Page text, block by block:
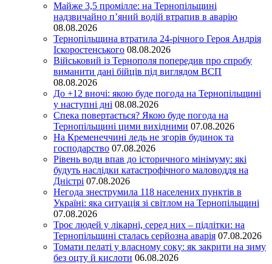
Майже 3,5 промілле: на Тернопільщині
надзвичайно п’яний водій втрапив в аварію
08.08.2026
Тернопільщина втратила 24-річного Героя Андрія
Іскоростенського 08.08.2026
Військовий із Тернополя попередив про спробу
виманити дані бійців під виглядом ВСП
08.08.2026
До +12 вночі: якою буде погода на Тернопільщині
у наступні дні 08.08.2026
Спека повертається? Якою буде погода на
Тернопільщині цими вихідними 07.08.2026
На Кременеччині ледь не згорів будинок та
господарство 07.08.2026
Рівень води впав до історичного мінімуму: які
будуть наслідки катастрофічного маловоддя на
Дністрі 07.08.2026
Негода знеструмила 118 населених пунктів в
Україні: яка ситуація зі світлом на Тернопільщині
07.08.2026
Троє людей у лікарні, серед них – підлітки: на
Тернопільщині сталась серйозна аварія 07.08.2026
Томати пелаті у власному соку: як закрити на зиму
без оцту й кислоти 06.08.2026